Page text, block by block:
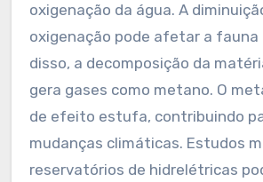
oxigenação da água. A
oxigenação pode afetar a fauna
disso, a decomposição da
gera gases como metano. O
de efeito estufa, contribuindo
mudanças climáticas. Estudos
reservatórios de hidrelétricas